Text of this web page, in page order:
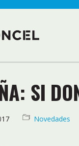
SI
Novedades